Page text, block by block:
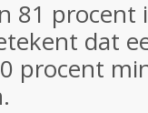
81 procent
dat
procent